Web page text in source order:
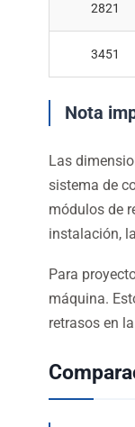
2821
3451
Nota
Las
sistema de
módulos de
instalación,
Para
máquina.
retrasos en